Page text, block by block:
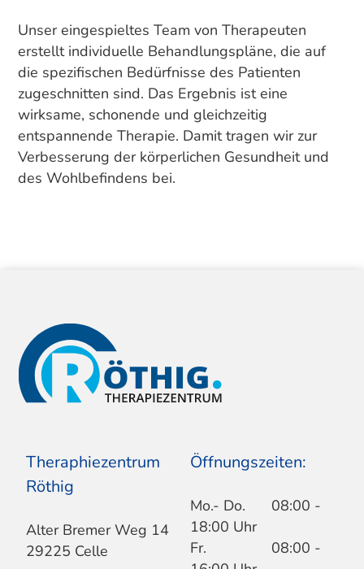
Unser eingespieltes Team von Therapeuten
erstellt individuelle Behandlungspläne, die auf
die spezifischen Bedürfnisse des Patienten
zugeschnitten sind. Das Ergebnis ist eine
wirksame, schonende und gleichzeitig
entspannende Therapie. Damit tragen wir zur
Verbesserung der körperlichen Gesundheit und
des Wohlbefindens bei.
Theraphiezentrum
Röthig
Alter Bremer Weg 14
29225 Celle
Öffnungszeiten:
Mo.- Do.
08:00 -
18:00 Uhr
Fr.
08:00 -